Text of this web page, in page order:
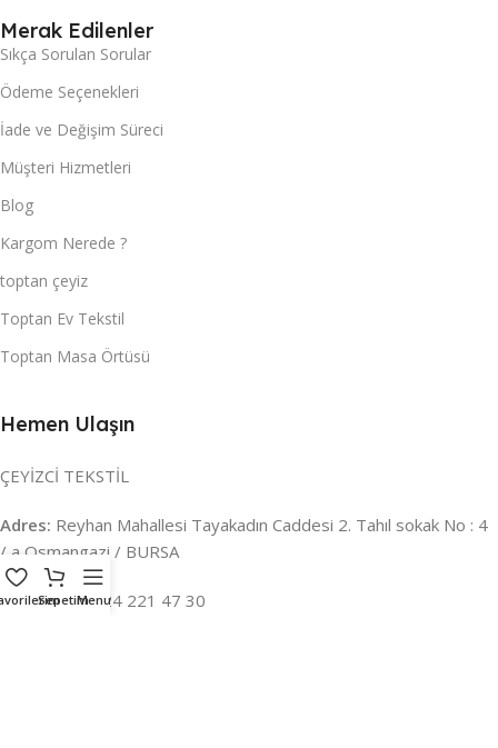
Merak Edilenler
Sıkça Sorulan Sorular
Ödeme Seçenekleri
İade ve Değişim Süreci
Müşteri Hizmetleri
Blog
Kargom Nerede ?
toptan çeyiz
Toptan Ev Tekstil
Toptan Masa Örtüsü
Hemen Ulaşın
ÇEYİZCİ TEKSTİL
Adres: Reyhan Mahallesi Tayakadın Caddesi 2. Tahıl sokak No : 4
/ a Osmangazi / BURSA
İLETİŞİM :0224 221 47 30
SepetimMenu